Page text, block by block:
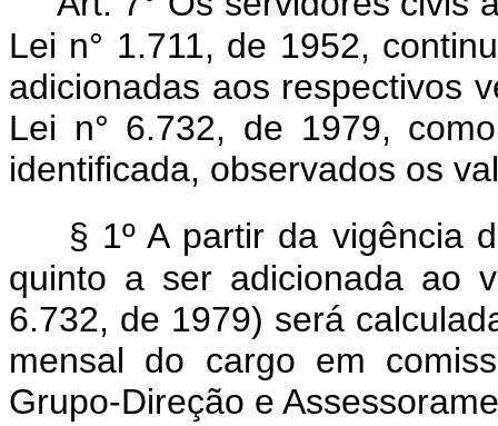
Lei n° 1.711, de 1952,
adicionadas aos respectivos
Lei n° 6.732, de 1979,
identificada, observados os
§ 1º A partir da vigência
quinto a ser adicionada ao
6.732, de 1979) será
mensal do cargo em
Grupo-Direção e